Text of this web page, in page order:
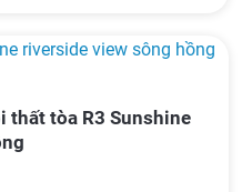
thất tòa R3 Sunshine